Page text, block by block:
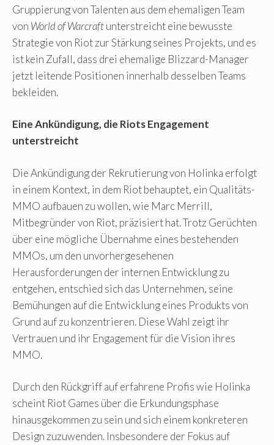
Gruppierung von Talenten aus dem ehemaligen Team
von World of Warcraftunterstreicht eine bewusste
Strategie von Riot zur Stärkung seines Projekts, und es
ist kein Zufall, dass drei ehemalige Blizzard-Manager
jetzt leitende Positionen innerhalb desselben Teams
bekleiden.
Eine Ankündigung, die Riots Engagement
unterstreicht
Die Ankündigung der Rekrutierung von Holinka erfolgt
in einem Kontext, in dem Riot behauptet, ein Qualitäts-
MMO aufbauen zu wollen, wie Marc Merrill,
Mitbegründer von Riot, präzisiert hat. Trotz Gerüchten
über eine mögliche Übernahme eines bestehenden
MMOs, um den unvorhergesehenen
Herausforderungen der internen Entwicklung zu
entgehen, entschied sich das Unternehmen, seine
Bemühungen auf die Entwicklung eines Produkts von
Grund auf zu konzentrieren. Diese Wahl zeigt ihr
Vertrauen und ihr Engagement für die Vision ihres
MMO.
Durch den Rückgriff auf erfahrene Profis wie Holinka
scheint Riot Games über die Erkundungsphase
hinausgekommen zu sein und sich einem konkreteren
Design zuzuwenden. Insbesondere der Fokus auf